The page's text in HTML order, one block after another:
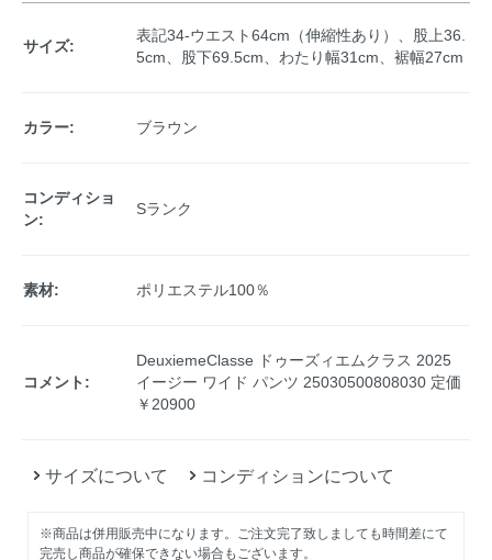
サイズ:
表記34-ウエスト64cm（伸縮性あり）、股上36.
5cm、股下69.5cm、わたり幅31cm、裾幅27cm
カラー: ブラウン
コンディショ
ン:
Sランク
素材: ポリエステル100％
コメント:
DeuxiemeClasse ドゥーズィエムクラス 2025
イージー ワイド パンツ 25030500808030 定価
￥20900
サイズについて コンディションについて
※商品は併用販売中になります。ご注文完了致しましても時間差にて
完売し商品が確保できない場合もございます。